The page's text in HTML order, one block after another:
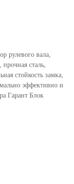
рулевого вала,
сталь,
стойкость замка,
эффективно и
Гарант Блок